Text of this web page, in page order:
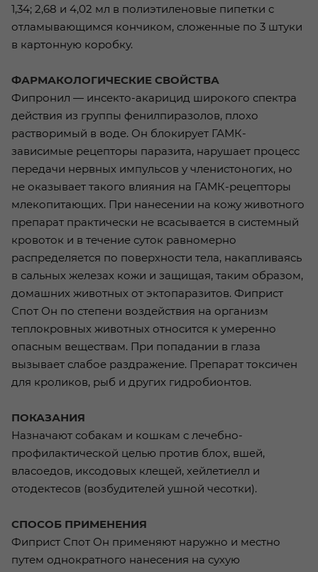
1,34; 2,68 и 4,02 мл в полиэтиленовые пипетки с
отламывающимся кончиком, сложенные по 3 штуки
в картонную коробку.
ФАРМАКОЛОГИЧЕСКИЕ СВОЙСТВА
Фипронил — инсекто-акарицид широкого спектра
действия из группы фенилпиразолов, плохо
растворимый в воде. Он блокирует ГАМК-
зависимые рецепторы паразита, нарушает процесс
передачи нервных импульсов у членистоногих, но
не оказывает такого влияния на ГАМК-рецепторы
млекопитающих. При нанесении на кожу животного
препарат практически не всасывается в системный
кровоток и в течение суток равномерно
распределяется по поверхности тела, накапливаясь
в сальных железах кожи и защищая, таким образом,
домашних животных от эктопаразитов. Фиприст
Спот Он по степени воздействия на организм
теплокровных животных относится к умеренно
опасным веществам. При попадании в глаза
вызывает слабое раздражение. Препарат токсичен
для кроликов, рыб и других гидробионтов.
ПОКАЗАНИЯ
Назначают собакам и кошкам с лечебно-
профилактической целью против блох, вшей,
власоедов, иксодовых клещей, хейлетиелл и
отодектесов (возбудителей ушной чесотки).
СПОСОБ ПРИМЕНЕНИЯ
Фиприст Спот Он применяют наружно и местно
путем однократного нанесения на сухую